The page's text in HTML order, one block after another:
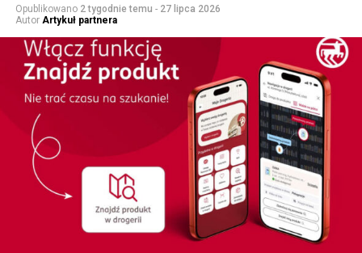
Opublikowano 2 tygodnie temu - 27 lipca 2026
Autor Artykuł partnera